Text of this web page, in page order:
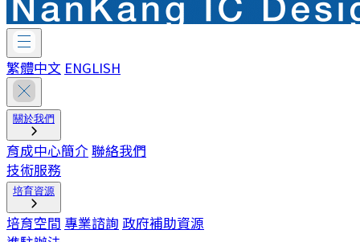
繁體中文 ENGLISH
關於我們
育成中心簡介 聯絡我們
技術服務
培育資源
培育空間 專業諮詢 政府補助資源